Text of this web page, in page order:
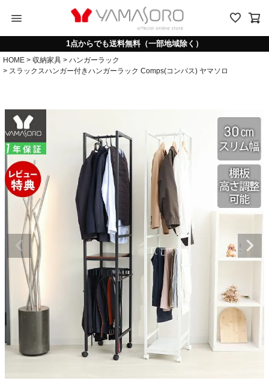
menu
1点からでも送料無料（一部地域除く）
HOME 収納家具
ハンガーラック
スラックスハンガー付きハンガーラック Comps(コンパス) ヤマソロ